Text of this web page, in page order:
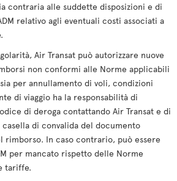
contraria alle suddette disposizioni e di
relativo agli eventuali costi associati a
Air Transat può autorizzare nuove
non conformi alle Norme applicabili
per annullamento di voli, condizioni
di viaggio ha la responsabilità di
di deroga contattando Air Transat e di
di convalida del documento
rimborso. In caso contrario, può essere
per mancato rispetto delle Norme
tariffe.